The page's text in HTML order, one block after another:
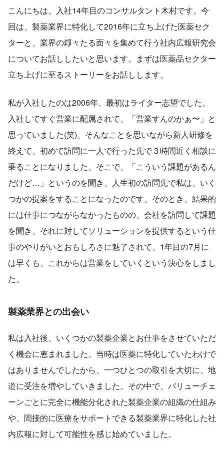
こんにちは。入社14年目のコンサルタント木村です。今
回は、製薬業界に特化して2016年に立ち上げた医薬セク
ターと、業界の錚々たる面々を集めて行う社内広報研究会
についてお話ししたいと思います。まずは医薬品セクター
立ち上げに至るストーリーをお話しします。
私が入社したのは2006年、最初はライター志望でした。
入社してすぐ営業に配属されて、「営業すんのかぁ〜」と
思っていました(笑)。そんなことを思いながら新人研修を
終えて、初めて訪問に一人で行った先で３時間近く相談に
乗ることになりました。そこで、「こういう課題があるん
だけど…」というのを聞き、人生初の訪問先で私は、いく
つかの提案をすることになったのです。そのとき、結果的
には仕事につながらなかったものの、会社を訪問して課題
を聞き、それに対してソリューションを提供するという仕
事のやりがいとおもしろさに魅了されて、1年目の7月に
は早くも、これからは営業をしていくという決心をしまし
た。
製薬業界との出会い
私は入社後、いくつかの製薬企業とお仕事をさせていただ
く機会に恵まれました。当時は医薬に特化していたわけで
はありませんでしたから、一つひとつの取引を大切に、地
道に受注を増やしていきました。その中で、バリューチェ
ーンごとに完全に機能分化された製薬企業の組織の仕組み
や、間接的に医療をサポートできる製薬業界に特化した社
内広報に対して可能性を感じ始めていました。